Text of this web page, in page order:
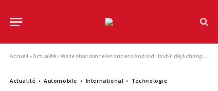
Accueil»Actualité»Waze abandonne les anciens Android : faut-il déjà changer de GPS ?
Actualité Automobile International Technologie